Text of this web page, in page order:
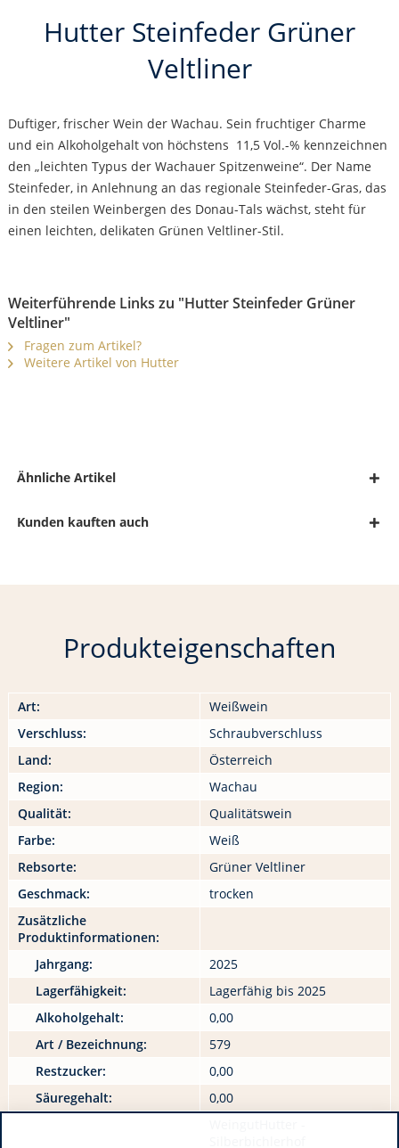
Hutter Steinfeder Grüner
Veltliner
Duftiger, frischer Wein der Wachau. Sein fruchtiger Charme
und ein Alkoholgehalt von höchstens 11,5 Vol.-% kennzeichnen
den „leichten Typus der Wachauer Spitzenweine“. Der Name
Steinfeder, in Anlehnung an das regionale Steinfeder-Gras, das
in den steilen Weinbergen des Donau-Tals wächst, steht für
einen leichten, delikaten Grünen Veltliner-Stil.
Weiterführende Links zu "Hutter Steinfeder Grüner
Veltliner"
Fragen zum Artikel?
Weitere Artikel von Hutter
Ähnliche Artikel
Kunden kauften auch
Produkteigenschaften
Art:
Weißwein
Verschluss:
Schraubverschluss
Land:
Österreich
Region:
Wachau
Qualität:
Qualitätswein
Farbe:
Weiß
Rebsorte:
Grüner Veltliner
Geschmack:
trocken
Zusätzliche
Produktinformationen:
Jahrgang:
2025
Lagerfähigkeit:
Lagerfähig bis 2025
Alkoholgehalt:
0,00
Art / Bezeichnung:
579
Restzucker:
0,00
Säuregehalt:
0,00